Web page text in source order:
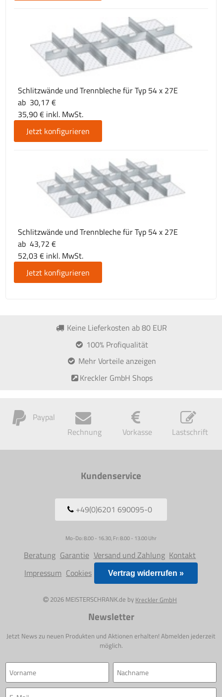
Schlitzwände und Trennbleche für Typ 54 x 27E
ab 30,17 €
35,90 € inkl. MwSt.
Jetzt konfigurieren
Schlitzwände und Trennbleche für Typ 54 x 27E
ab 43,72 €
52,03 € inkl. MwSt.
Jetzt konfigurieren
Keine Lieferkosten ab 80 EUR
100% Profiqualität
Mehr Vorteile anzeigen
Kreckler GmbH Shops
Paypal
Rechnung
Vorkasse Lastschrift
Kundenservice
+49(0)6201 690095-0
Mo-Do: 8.00 - 16.30, Fr: 8.00 - 13.00 Uhr
Beratung Garantie Versand und Zahlung Kontakt
Impressum Cookies Vertrag widerrufen »
2026 MEISTERSCHRANK.de by Kreckler GmbH
Newsletter
Jetzt News zu neuen Produkten und Aktionen erhalten! Abmelden jederzeit
möglich.